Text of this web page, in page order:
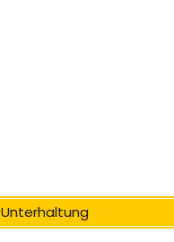
Unterhaltung